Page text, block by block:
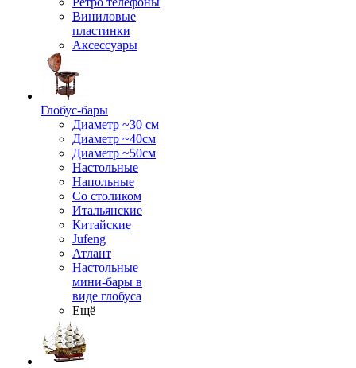
Виниловые
пластинки
Аксессуары
Глобус-бары
Диаметр ~30 см
Диаметр ~40см
Диаметр ~50см
Настольные
Напольные
Со столиком
Итальянские
Китайские
Jufeng
Атлант
Настольные
мини-бары в
виде глобуса
Ещё